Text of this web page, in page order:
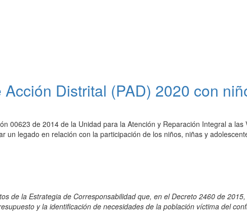
Distrital (PAD) 2020 con
00623 de 2014 de la Unidad para la Atención y Reparación Integral a
un legado en relación con la participación de los niños, niñas y
de la Estrategia de Corresponsabilidad que, en el Decreto 2460 de
y la identificación de necesidades de la población víctima del